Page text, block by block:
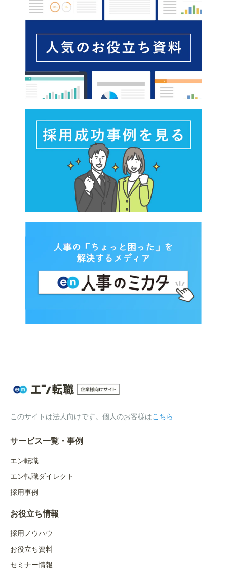
このサイトは法人向けです。個人のお客様はこちら
サービス一覧・事例
エン転職
エン転職ダイレクト
採用事例
お役立ち情報
採用ノウハウ
お役立ち資料
セミナー情報